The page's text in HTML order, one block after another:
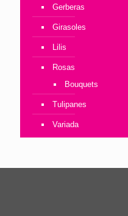
Gerberas
Girasoles
Lilis
Rosas
Bouquets
Tulipanes
Variada